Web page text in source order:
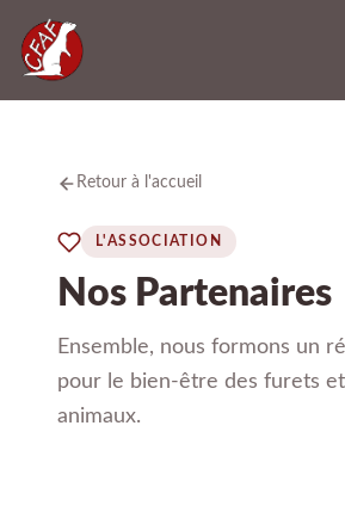
Retour à l'accueil
L'ASSOCIATION
Nos Partenaires
Ensemble, nous formons un
pour le bien-être des furets
animaux.